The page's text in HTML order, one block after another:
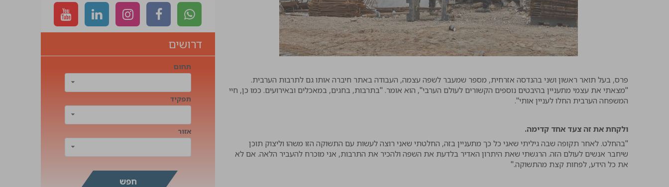
פרס, בעל תואר ראשון ושני בהנדסה אזרחית, מספר שמעבר לשפה עצמה, העבודה באתר חיברה אותו גם לתרבות הערבית.
"מצאתי את עצמי מתעניין בהיבטים נוספים הקשורים לעולם הערבי", הוא אומר. "בתרבות, בחגים, במאכלים ובאירועים. כמו כן, חיי
המשפחה הערבית החלו לעניין אותי".
ולקחת את זה צעד אחד קדימה.
"בהחלט. לאחר תקופה שבה גיליתי שאני כל כך מתעניין בזה, החלטתי שאני רוצה לעשות עם התשוקה הזו משהו וליצוק תוכן
שיחבר אנשים לעולם הזה. הרגשתי שאת היתרון האדיר בלדעת את השפה ולהכיר את התרבות, אני מוכרח להעביר הלאה. אם לא
את כל הידע, לפחות קצת מהתשוקה."
דרושים
תחום
תפקיד
אזור